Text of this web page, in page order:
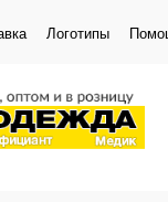
Логотипы